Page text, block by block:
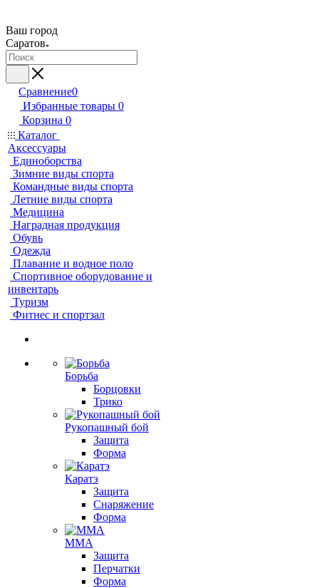
Ваш город
Саратов
Сравнение0
Избранные товары 0
Корзина 0
Каталог
Аксессуары
Единоборства
Зимние виды спорта
Командные виды спорта
Летние виды спорта
Медицина
Наградная продукция
Обувь
Одежда
Плавание и водное поло
Спортивное оборудование и
инвентарь
Туризм
Фитнес и спортзал
Борьба
Борцовки
Трико
Рукопашный бой
Защита
Форма
Каратэ
Защита
Снаряжение
Форма
ММА
Защита
Перчатки
Форма